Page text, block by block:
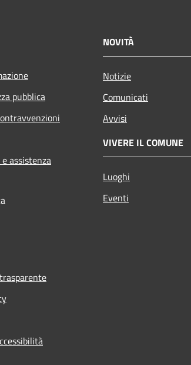
pubblica
assistenza
NOVITÀ
Notizie
Comunicati
Avvisi
VIVERE IL COMUNE
Luoghi
Eventi